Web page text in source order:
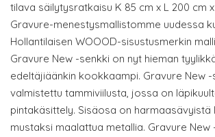
tilava säilytysratkaisu K 85 cm x L 200 cm
Gravure-menestysmallistomme uudessa
Hollantilaisen WOOOD-sisustusmerkin
Gravure New -senkki on nyt hieman
edeltäjiäänkin kookkaampi. Gravure New -
valmistettu tammiviilusta, jossa on
pintakäsittely. Sisäosa on harmaasävyistä
mustaksi maalattua metallia. Gravure New